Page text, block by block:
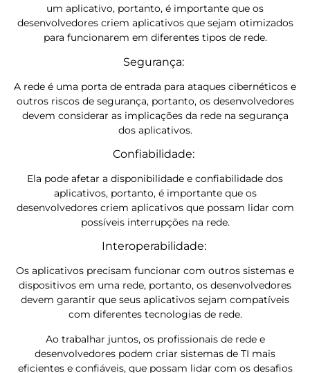
um aplicativo, portanto, é importante que os
desenvolvedores criem aplicativos que sejam otimizados
para funcionarem em diferentes tipos de rede.
Segurança:
A rede é uma porta de entrada para ataques cibernéticos e
outros riscos de segurança, portanto, os desenvolvedores
devem considerar as implicações da rede na segurança
dos aplicativos.
Confiabilidade:
Ela pode afetar a disponibilidade e confiabilidade dos
aplicativos, portanto, é importante que os
desenvolvedores criem aplicativos que possam lidar com
possíveis interrupções na rede.
Interoperabilidade:
Os aplicativos precisam funcionar com outros sistemas e
dispositivos em uma rede, portanto, os desenvolvedores
devem garantir que seus aplicativos sejam compatíveis
com diferentes tecnologias de rede.
Ao trabalhar juntos, os profissionais de rede e
desenvolvedores podem criar sistemas de TI mais
eficientes e confiáveis, que possam lidar com os desafios